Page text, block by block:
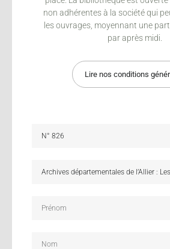
non adhérentes à la société qui
les ouvrages, moyennant une
par après midi.
Lire nos conditions